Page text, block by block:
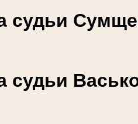
судьи
судьи